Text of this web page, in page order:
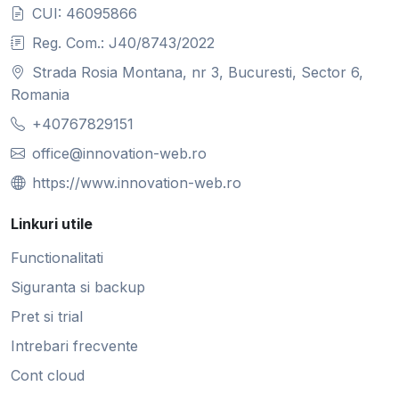
CUI: 46095866
Reg. Com.: J40/8743/2022
Strada Rosia Montana, nr 3, Bucuresti, Sector 6,
Romania
+40767829151
office@innovation-web.ro
https://www.innovation-web.ro
Linkuri utile
Functionalitati
Siguranta si backup
Pret si trial
Intrebari frecvente
Cont cloud